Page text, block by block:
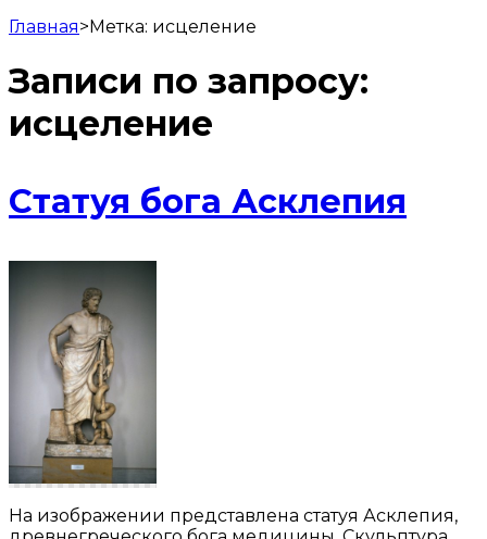
Главная>Метка: исцеление
Записи по запросу:
исцеление
Статуя бога Асклепия
На изображении представлена статуя Асклепия,